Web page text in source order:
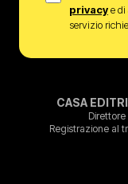
privacye
servizio
CASA
Registrazione al